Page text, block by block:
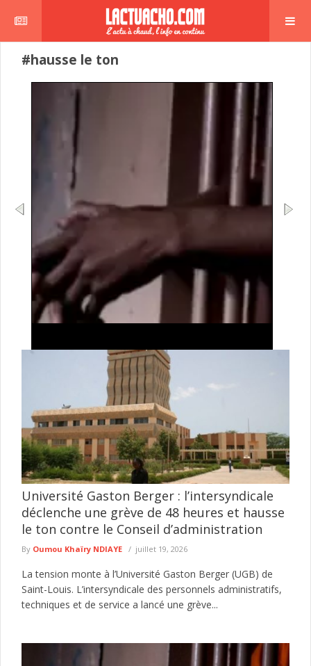
#hausse le ton
Le Commissariat d’arrondissement de Jaxaay a annoncé le
défèrement au parquet d’un individu mis en cause dans une
lire plus
Université Gaston Berger : l’intersyndicale
déclenche une grève de 48 heures et hausse
le ton contre le Conseil d’administration
By Oumou Khaïry NDIAYE juillet 19, 2026
La tension monte à l’Université Gaston Berger (UGB) de
Saint-Louis. L’intersyndicale des personnels administratifs,
techniques et de service a lancé une grève...